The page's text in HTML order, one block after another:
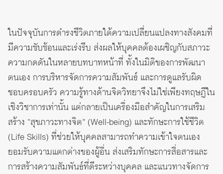
ในปัจจุบันการดำรงชีวิตภายใต้ความเปลี่ยนแปลงทางสังคมที่
มีความซับซ้อนและเร่งรีบ ส่งผลให้บุคคลต้องเผชิญกับสภาวะ
ความกดดันในหลายบทบาทหน้าที่ ทั้งในมิติของการพัฒนา
ตนเอง การบริหารจัดการความสัมพันธ์ และการดูแลรับผิด
ชอบครอบครัว ความรู้ทางด้านจิตวิทยาจึงไม่ใช่เพียงทฤษฎีใน
เชิงวิชาการเท่านั้น แต่กลายเป็นเครื่องมือสำคัญในการเสริม
สร้าง “สุขภาวะทางจิต” (Well-being) และทักษะการใช้ชีวิต
(Life Skills) ที่ช่วยให้บุคคลสามารถทำความเข้าใจตนเอง
ยอมรับความแตกต่างของผู้อื่น ส่งเสริมทักษะการสื่อสารและ
การสร้างความสัมพันธ์ที่ดีระหว่างบุคคล และแนวทางจัดการ